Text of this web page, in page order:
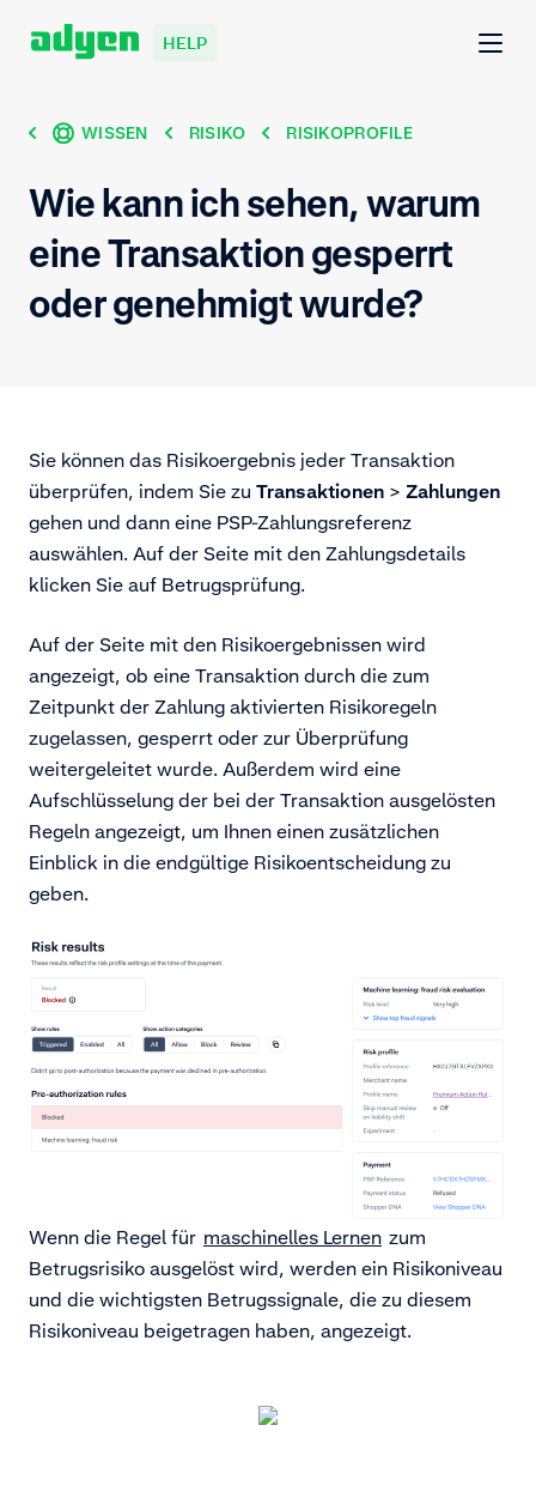
HELP
WISSEN RISIKO RISIKOPROFILE
Wie kann ich sehen, warum
eine Transaktion gesperrt
oder genehmigt wurde?
Sie können das Risikoergebnis jeder Transaktion
überprüfen, indem Sie zu Transaktionen > Zahlungen
gehen und dann eine PSP-Zahlungsreferenz
auswählen. Auf der Seite mit den Zahlungsdetails
klicken Sie auf Betrugsprüfung.
Auf der Seite mit den Risikoergebnissen wird
angezeigt, ob eine Transaktion durch die zum
Zeitpunkt der Zahlung aktivierten Risikoregeln
zugelassen, gesperrt oder zur Überprüfung
weitergeleitet wurde. Außerdem wird eine
Aufschlüsselung der bei der Transaktion ausgelösten
Regeln angezeigt, um Ihnen einen zusätzlichen
Einblick in die endgültige Risikoentscheidung zu
geben.
Wenn die Regel für maschinelles Lernen zum
Betrugsrisiko ausgelöst wird, werden ein Risikoniveau
und die wichtigsten Betrugssignale, die zu diesem
Risikoniveau beigetragen haben, angezeigt.